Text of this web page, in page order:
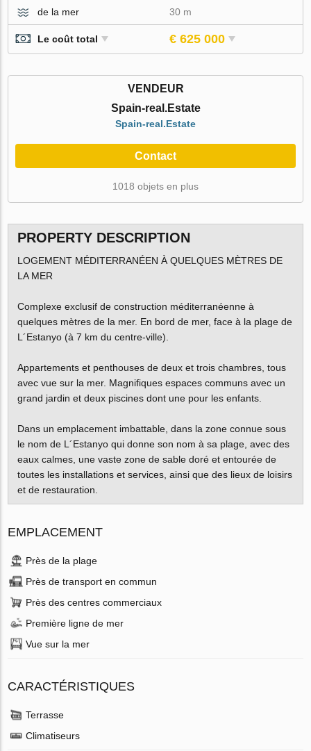
de la mer
30 m
Le coût total € 625 000
VENDEUR
Spain-real.Estate
Spain-real.Estate
Contact
1018 objets en plus
PROPERTY DESCRIPTION
LOGEMENT MÉDITERRANÉEN À QUELQUES MÈTRES DE
LA MER
Complexe exclusif de construction méditerranéenne à
quelques mètres de la mer. En bord de mer, face à la plage de
L´Estanyo (à 7 km du centre-ville).
Appartements et penthouses de deux et trois chambres, tous
avec vue sur la mer. Magnifiques espaces communs avec un
grand jardin et deux piscines dont une pour les enfants.
Dans un emplacement imbattable, dans la zone connue sous
le nom de L´Estanyo qui donne son nom à sa plage, avec des
eaux calmes, une vaste zone de sable doré et entourée de
toutes les installations et services, ainsi que des lieux de loisirs
et de restauration.
EMPLACEMENT
Près de la plage
Près de transport en commun
Près des centres commerciaux
Première ligne de mer
Vue sur la mer
CARACTÉRISTIQUES
Terrasse
Climatiseurs